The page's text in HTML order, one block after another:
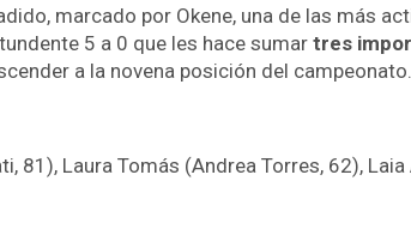
marcado por Okene, una de las más
5 a 0 que les hace sumar tres
a la novena posición del campeonato.
81), Laura Tomás (Andrea Torres, 62),